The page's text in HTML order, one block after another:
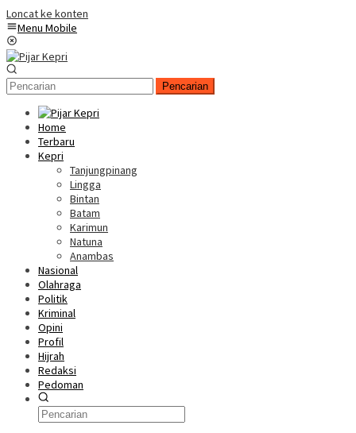
Loncat ke konten
Menu Mobile
Pencarian
Home
Terbaru
Kepri
Tanjungpinang
Lingga
Bintan
Batam
Karimun
Natuna
Anambas
Nasional
Olahraga
Politik
Kriminal
Opini
Profil
Hijrah
Redaksi
Pedoman